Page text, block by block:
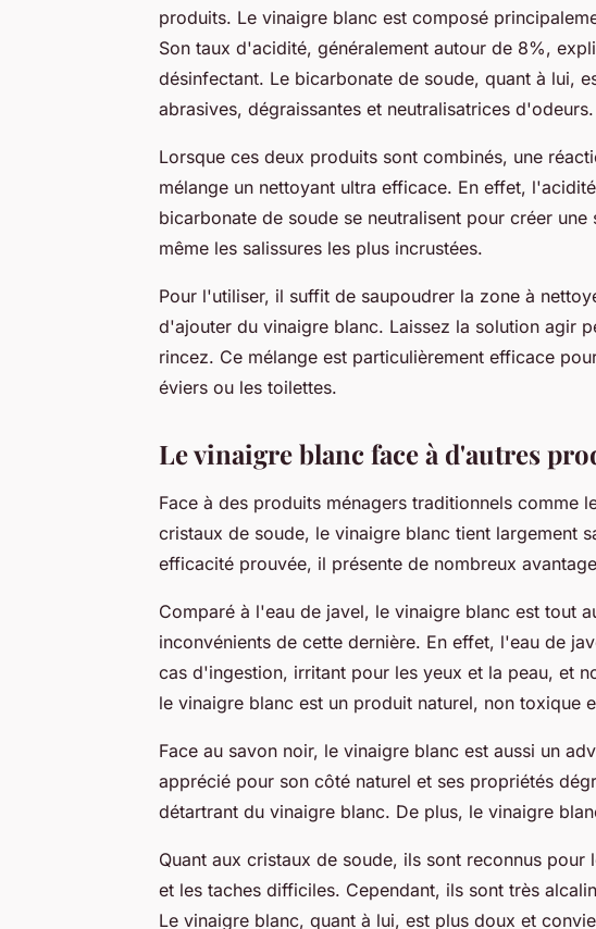
produits. Le vinaigre blanc est composé
Son taux d'acidité, généralement autour de 8%,
désinfectant. Le bicarbonate de soude, quant à lui,
abrasives, dégraissantes et neutralisatrices d'odeurs.
Lorsque ces deux produits sont combinés, une
mélange un nettoyant ultra efficace. En effet,
bicarbonate de soude se neutralisent pour créer
même les salissures les plus incrustées.
Pour l'utiliser, il suffit de saupoudrer la zone à
d'ajouter du vinaigre blanc. Laissez la solution agir
rincez. Ce mélange est particulièrement efficace
éviers ou les toilettes.
Le vinaigre blanc face à d'autres
Face à des produits ménagers traditionnels comme
cristaux de soude, le vinaigre blanc tient largement
efficacité prouvée, il présente de nombreux
Comparé à l'eau de javel, le vinaigre blanc est tout
inconvénients de cette dernière. En effet, l'eau de
cas d'ingestion, irritant pour les yeux et la peau, et
le vinaigre blanc est un produit naturel, non toxique
Face au savon noir, le vinaigre blanc est aussi un
apprécié pour son côté naturel et ses propriétés
détartrant du vinaigre blanc. De plus, le vinaigre
Quant aux cristaux de soude, ils sont reconnus
et les taches difficiles. Cependant, ils sont très
Le vinaigre blanc, quant à lui, est plus doux et